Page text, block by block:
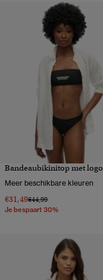
Bandeaubikinitop met logo
Meer beschikbare kleuren
€31,49Prijs verlaagd van
€44,99naar
Je bespaart 30%